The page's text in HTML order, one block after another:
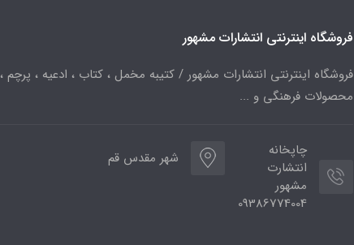
فروشگاه اینترنتی انتشارات مشهور
فروشگاه اینترنتی انتشارات مشهور / کتیبه مخمل ، کتاب ، ادعیه ، پرچم ،
محصولات فرهنگی و ...
چاپخانه
انتشارت
مشهور
09386774004
شهر مقدس قم